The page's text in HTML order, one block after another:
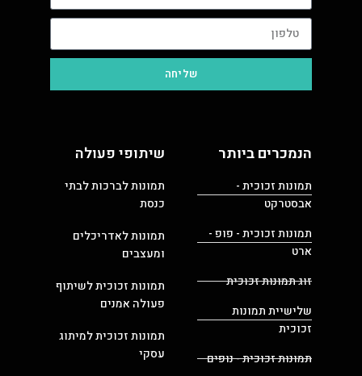
שליחה
הנמכרים ביותר
תמונות זכוכית -
אבסטרקט
תמונות זכוכית - פופ -
ארט
זוג תמונות זכוכית
שלישיית תמונות
זכוכית
תמונות זכוכית - נופים
שיתופי פעולה
תמונות לברכות לבתי
כנסת
תמונות לאדריכלים
ומעצבים
תמונות זכוכית לשיתוף
פעולה אמנים
תמונות זכוכית למיתוג
עסקי